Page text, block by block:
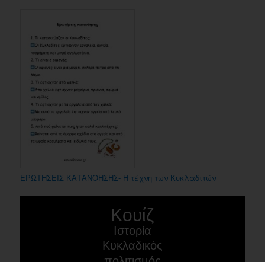
ΕΡΩΤΗΣΕΙΣ ΚΑΤΑΝΟΗΣΗΣ- Η τέχνη των Κυκλαδιτών